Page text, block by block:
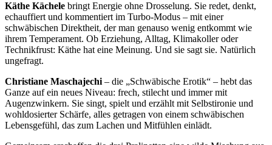
Käthe Kächele bringt Energie ohne Drosselung. Sie redet, denkt,
echauffiert und kommentiert im Turbo-Modus – mit einer
schwäbischen Direktheit, der man genauso wenig entkommt wie
ihrem Temperament. Ob Erziehung, Alltag, Klimakoller oder
Technikfrust: Käthe hat eine Meinung. Und sie sagt sie. Natürlich
ungefragt.
Christiane Maschajechi – die „Schwäbische Erotik“ – hebt das
Ganze auf ein neues Niveau: frech, stilecht und immer mit
Augenzwinkern. Sie singt, spielt und erzählt mit Selbstironie und
wohldosierter Schärfe, alles getragen von einem schwäbischen
Lebensgefühl, das zum Lachen und Mitfühlen einlädt.